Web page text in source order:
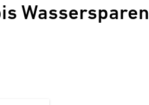
Wassersparen